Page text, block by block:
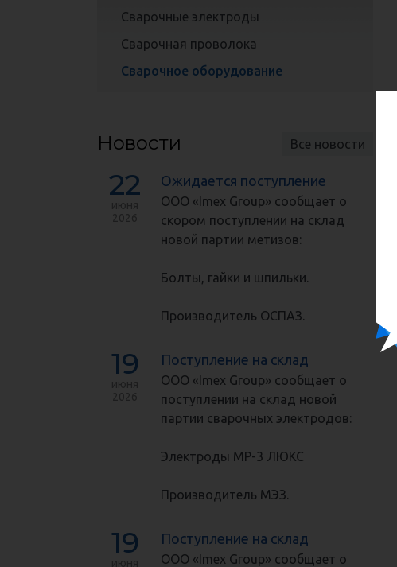
Сварочные электроды
Сварочная проволока
Сварочное оборудование
Все новости
Новости
22 Ожидается поступление
ООО «Imex Group» сообщает о
скором поступлении на склад
новой партии метизов:
Болты, гайки и шпильки.
Производитель ОСПАЗ.
19 Поступление на склад
ООО «Imex Group» сообщает о
поступлении на склад новой
партии сварочных электродов:
Электроды МР-3 ЛЮКС
Производитель МЭЗ.
19 Поступление на склад
ООО «Imex Group» сообщает о